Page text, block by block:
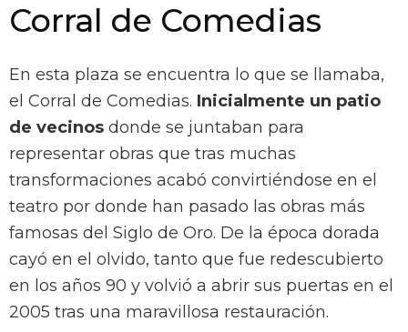
Corral de Comedias
En esta plaza se encuentra lo que se llamaba,
el Corral de Comedias. Inicialmente un patio
de vecinos donde se juntaban para
representar obras que tras muchas
transformaciones acabó convirtiéndose en el
teatro por donde han pasado las obras más
famosas del Siglo de Oro. De la época dorada
cayó en el olvido, tanto que fue redescubierto
en los años 90 y volvió a abrir sus puertas en el
2005 tras una maravillosa restauración.